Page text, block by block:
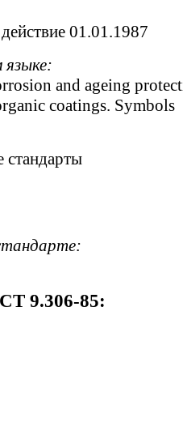
01.01.1987
языке:
and ageing
coatings. Symbols
9.306-85: